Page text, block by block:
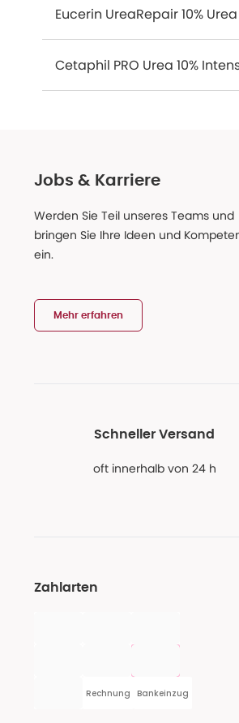
Eucerin UreaRepair 10%
Jobs & Karriere
Werden Sie Teil unseres Teams und
bringen Sie Ihre Ideen und
ein.
Mehr erfahren
Schneller Versand
oft innerhalb von 24 h
Zahlarten
Rechnung Bankeinzug